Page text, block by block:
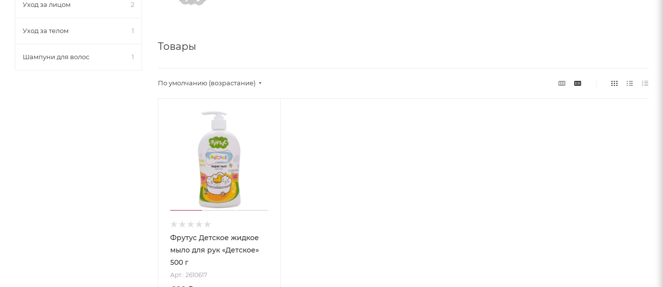
Товары
По умолчанию (возрастание)
Фрутус Детское жидкое
мыло для рук «Детское»
500 г
Арт.: 2610617
Уход за лицом 2
Уход за телом 1
Шампуни для волос 1